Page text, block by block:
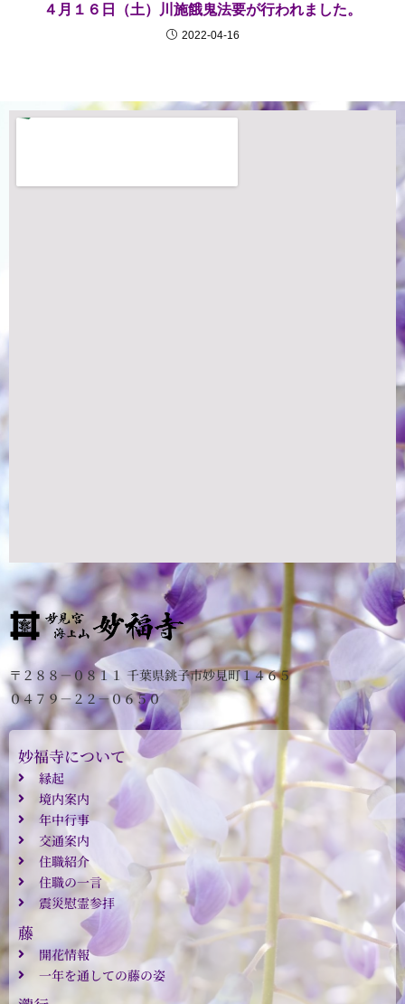
４月１６日（土）川施餓鬼法要が行われました。
2022-04-16
〒２８８－０８１１ 千葉県銚子市妙見町１４６５
０４７９－２２－０６５０
妙福寺について
縁起
境内案内
年中行事
交通案内
住職紹介
住職の一言
震災慰霊参拝
藤
開花情報
一年を通しての藤の姿